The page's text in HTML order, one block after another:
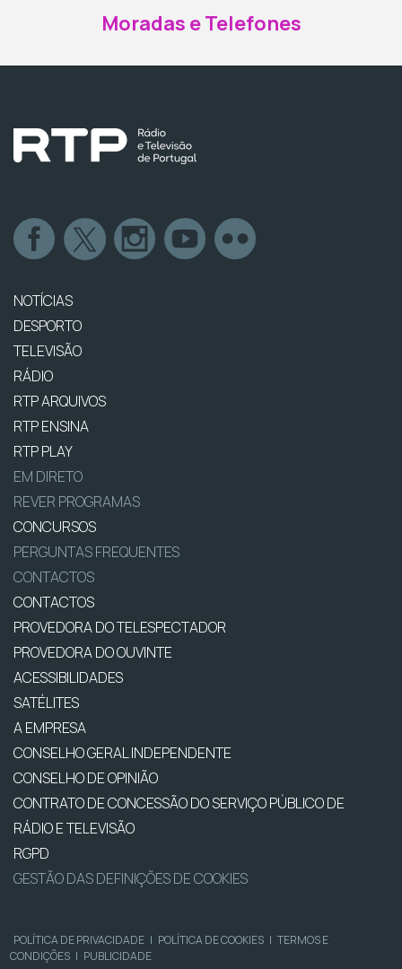
Moradas e Telefones
NOTÍCIAS
DESPORTO
TELEVISÃO
RÁDIO
RTP ARQUIVOS
RTP ENSINA
RTP PLAY
EM DIRETO
REVER PROGRAMAS
CONCURSOS
PERGUNTAS FREQUENTES
CONTACTOS
CONTACTOS
PROVEDORA DO TELESPECTADOR
PROVEDORA DO OUVINTE
ACESSIBILIDADES
SATÉLITES
A EMPRESA
CONSELHO GERAL INDEPENDENTE
CONSELHO DE OPINIÃO
CONTRATO DE CONCESSÃO DO SERVIÇO PÚBLICO DE
RÁDIO E TELEVISÃO
RGPD
GESTÃO DAS DEFINIÇÕES DE COOKIES
POLÍTICA DE PRIVACIDADE | POLÍTICA DE COOKIES | TERMOS E
CONDIÇÕES | PUBLICIDADE